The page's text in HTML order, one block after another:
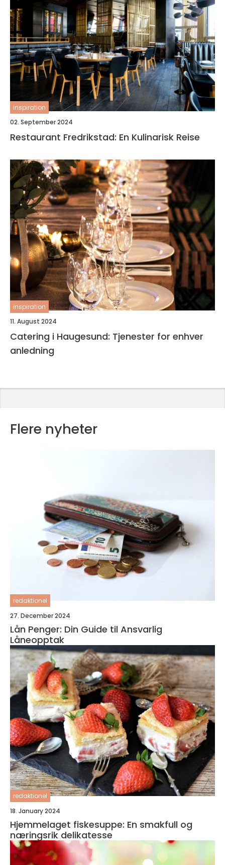
inspiration
02. September 2024
Restaurant Fredrikstad: En Kulinarisk Reise
inspiration
11. August 2024
Catering i Haugesund: Tjenester for enhver
anledning
Flere nyheter
redaktionel
27. December 2024
Lån Penger: Din Guide til Ansvarlig
Låneopptak
redaktionel
18. January 2024
Hjemmelaget fiskesuppe: En smakfull og
næringsrik delikatesse